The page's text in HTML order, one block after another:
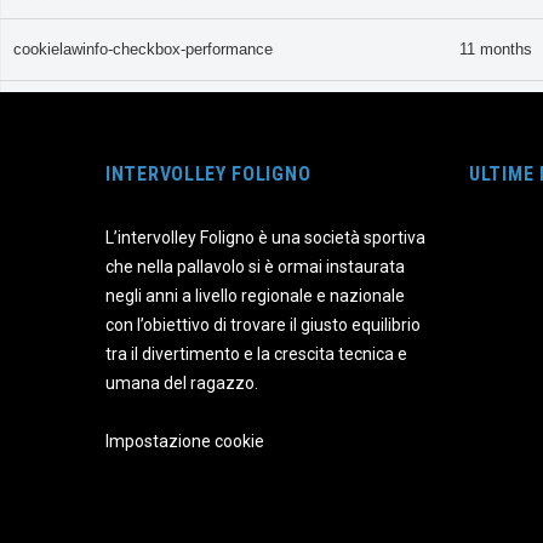
INTERVOLLEY FOLIGNO
L’intervolley Foligno è una società sportiva
che nella pallavolo si è ormai instaurata
negli anni a livello regionale e nazionale
con l’obiettivo di trovare il giusto equilibrio
tra il divertimento e la crescita tecnica e
umana del ragazzo.
Impostazione cookie
ULTIME
cookielawinfo-checkbox-performance 11 months
viewed_cookie_policy 11 months
Funzionali
I cookie funzionali aiutano a svolgere determinate funzionalità
Performance
I cookie per le prestazioni vengono utilizzati per comprendere e
I cookie analitici vengono utilizzati per capire come i visitatori